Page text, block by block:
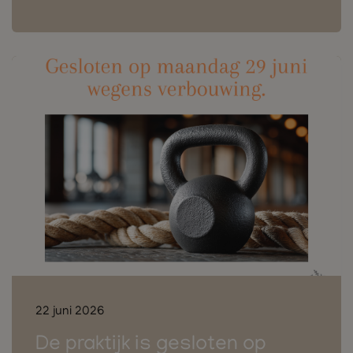
De praktijk is gesloten op
22 juni 2026